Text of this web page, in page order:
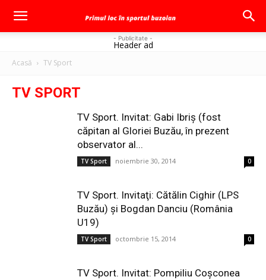
- Publicitate -
Header ad
Acasă TV Sport
TV SPORT
TV Sport. Invitat: Gabi Ibriş (fost
căpitan al Gloriei Buzău, în prezent
observator al...
TV Sport noiembrie 30, 2014 0
TV Sport. Invitaţi: Cătălin Cighir (LPS
Buzău) şi Bogdan Danciu (România
U19)
TV Sport octombrie 15, 2014 0
TV Sport. Invitat: Pompiliu Coşconea